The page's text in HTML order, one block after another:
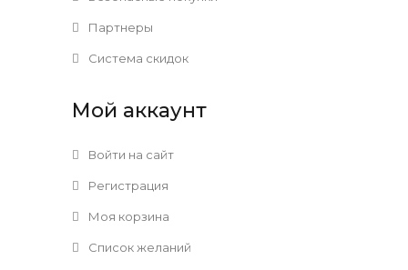
Партнеры
Система скидок
Мой аккаунт
Войти на сайт
Регистрация
Моя корзина
Список желаний